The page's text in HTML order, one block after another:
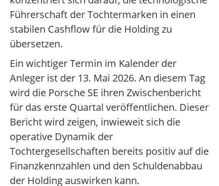
Führerschaft der Tochtermarken in einen
stabilen Cashflow für die Holding zu
übersetzen.
Ein wichtiger Termin im Kalender der
Anleger ist der 13. Mai 2026. An diesem Tag
wird die Porsche SE ihren Zwischenbericht
für das erste Quartal veröffentlichen. Dieser
Bericht wird zeigen, inwieweit sich die
operative Dynamik der
Tochtergesellschaften bereits positiv auf die
Finanzkennzahlen und den Schuldenabbau
der Holding auswirken kann.